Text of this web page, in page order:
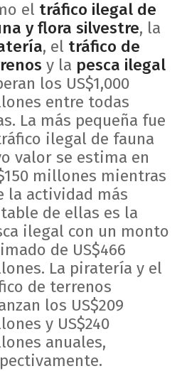
el tráfico ilegal de
y flora silvestre, la
, el tráfico de
y la pesca ilegal
los US$1,000
entre todas
La más pequeña fue
ilegal de fauna
valor se estima en
millones mientras
la actividad más
de ellas es la
ilegal con un monto
de US$466
La piratería y el
de terrenos
los US$209
y US$240
anuales,